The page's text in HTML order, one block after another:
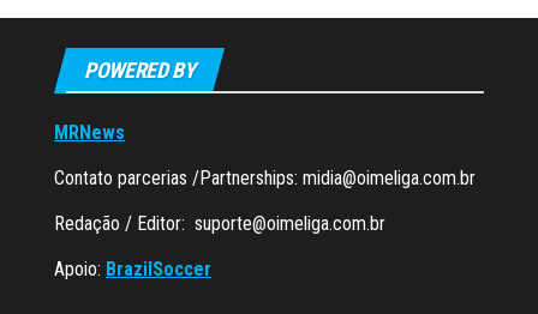
POWERED BY
MRNews
Contato parcerias /Partnerships: midia@oimeliga.com.br
Redação / Editor: suporte@oimeliga.com.br
Apoio: BrazilSoccer